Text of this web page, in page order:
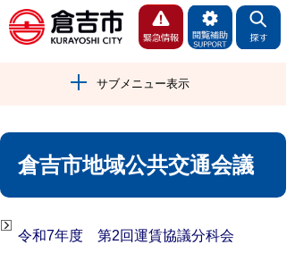
サブメニュー表示
倉吉市地域公共交通会議
令和7年度 第2回運賃協議分科会